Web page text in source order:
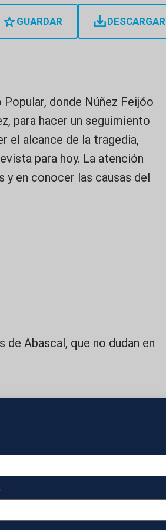
GUARDAR DESCARGAR
donde Núñez Feijóo
para hacer un seguimiento
el alcance de la tragedia,
para hoy. La atención
y en conocer las causas del
Abascal, que no dudan en
autonómicos y